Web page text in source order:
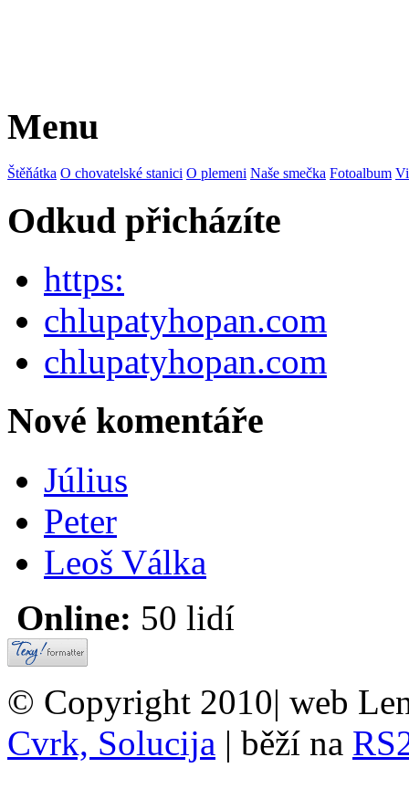
Menu
Štěňátka O chovatelské stanici O plemeni Naše smečka Fotoalbum
Odkud přicházíte
https:
chlupatyhopan.com
chlupatyhopan.com
Nové komentáře
Július
Peter
Leoš Válka
Online: 50 lidí
© Copyright 2010| web
Cvrk, Solucija | běží na